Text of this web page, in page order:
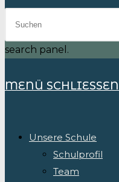
search panel.
MENÜ SCHLIESSEN
Unsere Schule
Schulprofil
Team